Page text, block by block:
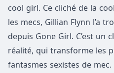
cool girl. Ce cliché de la
les mecs, Gillian Flynn l’a
depuis Gone Girl. C’est un
réalité, qui transforme les
fantasmes sexistes de